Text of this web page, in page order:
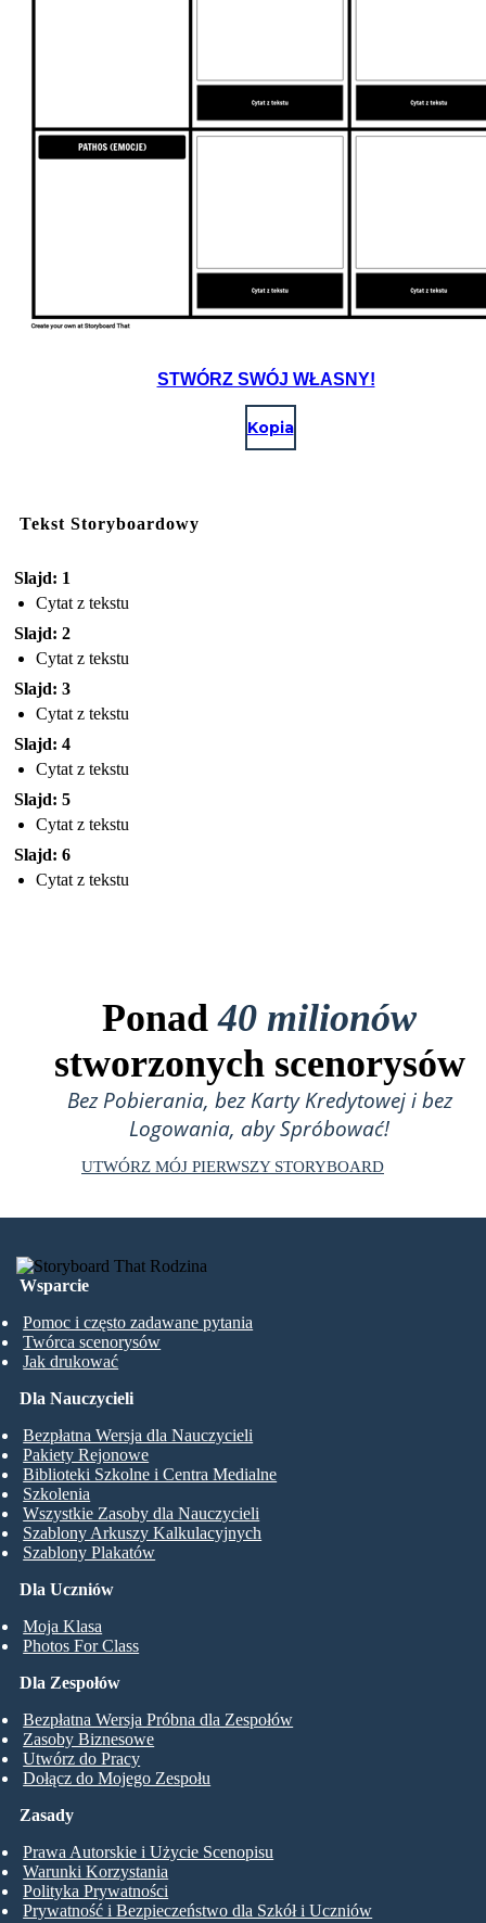
STWÓRZ SWÓJ WŁASNY!
Kopia
Tekst Storyboardowy
Slajd: 1
Cytat z tekstu
Slajd: 2
Cytat z tekstu
Slajd: 3
Cytat z tekstu
Slajd: 4
Cytat z tekstu
Slajd: 5
Cytat z tekstu
Slajd: 6
Cytat z tekstu
Ponad40 milionów
stworzonych scenorysów
Bez Pobierania, bez Karty Kredytowej i bez
Logowania, aby Spróbować!
UTWÓRZ MÓJ PIERWSZY STORYBOARD
Wsparcie
Pomoc i często zadawane pytania
Twórca scenorysów
Jak drukować
Dla Uczniów
Moja Klasa
Photos For Class
Dla Nauczycieli
Bezpłatna Wersja dla Nauczycieli
Pakiety Rejonowe
Biblioteki Szkolne i Centra Medialne
Szkolenia
Wszystkie Zasoby dla Nauczycieli
Szablony Arkuszy Kalkulacyjnych
Szablony Plakatów
Dla Zespołów
Bezpłatna Wersja Próbna dla Zespołów
Zasoby Biznesowe
Utwórz do Pracy
Dołącz do Mojego Zespołu
Zasady
Prawa Autorskie i Użycie Scenopisu
Warunki Korzystania
Polityka Prywatności
Prywatność i Bezpieczeństwo dla Szkół i Uczniów